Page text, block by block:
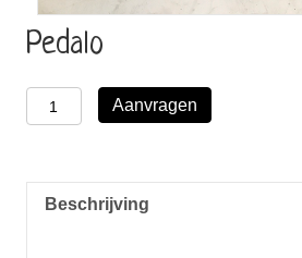
Pedalo
Pedalo
aantal
Aanvragen
Beschrijving